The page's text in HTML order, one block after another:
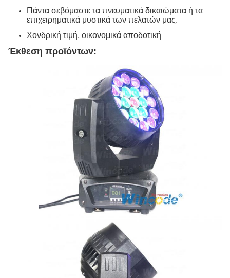
Πάντα σεβόμαστε τα πνευματικά δικαιώματα ή τα
επιχειρηματικά μυστικά των πελατών μας.
Χονδρική τιμή, οικονομικά αποδοτική
Έκθεση προϊόντων: